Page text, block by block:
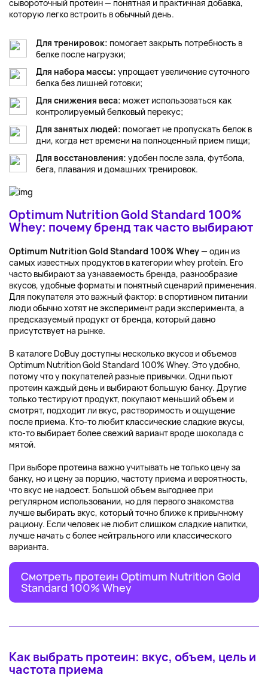
сывороточный протеин — понятная и практичная добавка,
которую легко встроить в обычный день.
Для тренировок: помогает закрыть потребность в
белке после нагрузки;
Для набора массы: упрощает увеличение суточного
белка без лишней готовки;
Для снижения веса: может использоваться как
контролируемый белковый перекус;
Для занятых людей: помогает не пропускать белок в
дни, когда нет времени на полноценный прием пищи;
Для восстановления: удобен после зала, футбола,
бега, плавания и домашних тренировок.
Optimum Nutrition Gold Standard 100%
Whey: почему бренд так часто выбирают
Optimum Nutrition Gold Standard 100% Whey— один из
самых известных продуктов в категории whey protein. Его
часто выбирают за узнаваемость бренда, разнообразие
вкусов, удобные форматы и понятный сценарий применения.
Для покупателя это важный фактор: в спортивном питании
люди обычно хотят не эксперимент ради эксперимента, а
предсказуемый продукт от бренда, который давно
присутствует на рынке.
В каталоге DoBuy доступны несколько вкусов и объемов
Optimum Nutrition Gold Standard 100% Whey. Это удобно,
потому что у покупателей разные привычки. Одни пьют
протеин каждый день и выбирают большую банку. Другие
только тестируют продукт, покупают меньший объем и
смотрят, подходит ли вкус, растворимость и ощущение
после приема. Кто-то любит классические сладкие вкусы,
кто-то выбирает более свежий вариант вроде шоколада с
мятой.
При выборе протеина важно учитывать не только цену за
банку, но и цену за порцию, частоту приема и вероятность,
что вкус не надоест. Большой объем выгоднее при
регулярном использовании, но для первого знакомства
лучше выбирать вкус, который точно ближе к привычному
рациону. Если человек не любит слишком сладкие напитки,
лучше начать с более нейтрального или классического
варианта.
Смотреть протеин Optimum Nutrition Gold
Standard 100% Whey
Как выбрать протеин: вкус, объем, цель и
частота приема